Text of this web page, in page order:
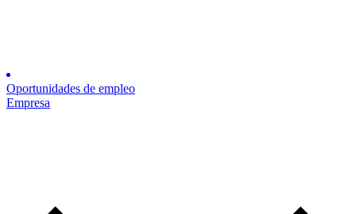
Oportunidades de empleo
Empresa